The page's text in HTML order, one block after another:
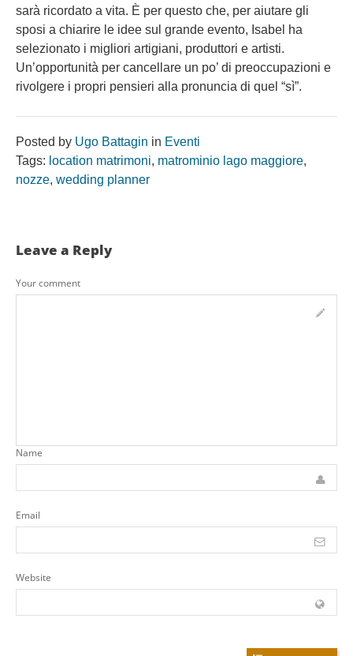
sarà ricordato a vita. È per questo che, per aiutare gli
sposi a chiarire le idee sul grande evento, Isabel ha
selezionato i migliori artigiani, produttori e artisti.
Un’opportunità per cancellare un po’ di preoccupazioni e
rivolgere i propri pensieri alla pronuncia di quel “sì”.
Posted by Ugo Battagin in Eventi
Tags: location matrimoni, matrominio lago maggiore,
nozze, wedding planner
Leave a Reply
Your comment
Name
Email
Website